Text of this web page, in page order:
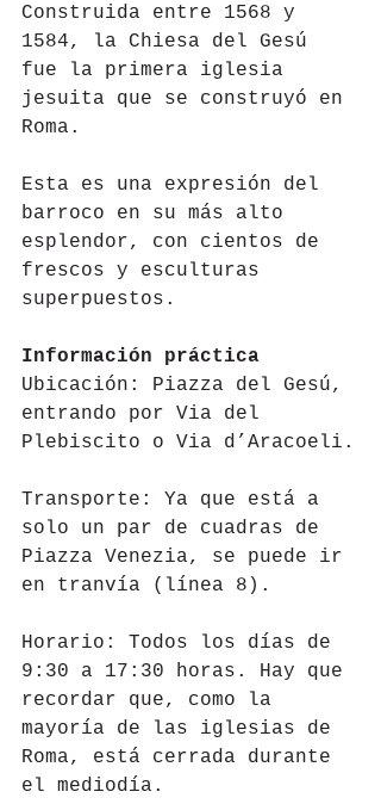
Construida entre 1568 y
1584, la Chiesa del Gesú
fue la primera iglesia
jesuita que se construyó en
Roma.
Esta es una expresión del
barroco en su más alto
esplendor, con cientos de
frescos y esculturas
superpuestos.
Información práctica
Ubicación: Piazza del Gesú,
entrando por Via del
Plebiscito o Via d’Aracoeli.
Transporte: Ya que está a
solo un par de cuadras de
Piazza Venezia, se puede ir
en tranvía (línea 8).
Horario: Todos los días de
9:30 a 17:30 horas. Hay que
recordar que, como la
mayoría de las iglesias de
Roma, está cerrada durante
el mediodía.